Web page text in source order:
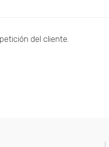
del cliente.